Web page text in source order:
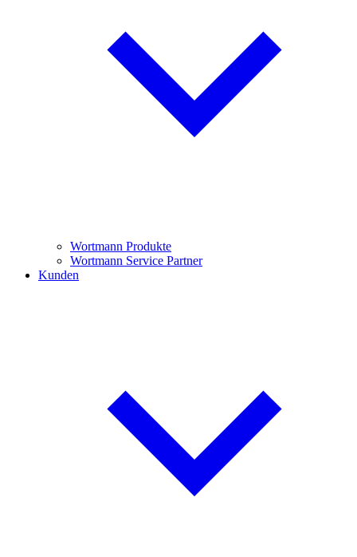
Wortmann Produkte
Wortmann Service Partner
Kunden